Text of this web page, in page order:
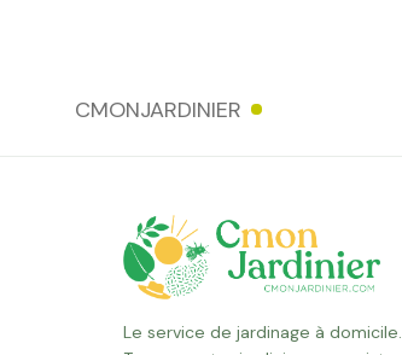
CMONJARDINIER
Le service de jardinage à domicile.